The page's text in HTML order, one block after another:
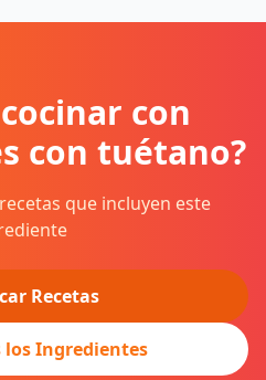
con
con tuétano?
que incluyen este
Recetas
los Ingredientes